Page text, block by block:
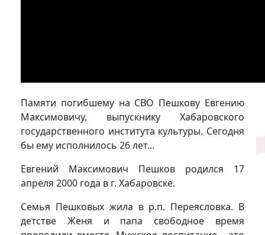
Памяти погибшему на СВО Пешкову Евгению
Максимовичу, выпускнику Хабаровского
государственного института культуры. Сегодня
бы ему исполнилось 26 лет...
Евгений Максимович Пешков родился 17
апреля 2000 года в г. Хабаровске.
Семья Пешковых жила в р.п. Переясловка. В
детстве Женя и папа свободное время